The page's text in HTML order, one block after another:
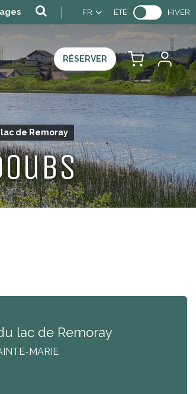
FR ÉTÉ HIVER
RÉSERVER
de Remoray
lac de Remoray
MARIE